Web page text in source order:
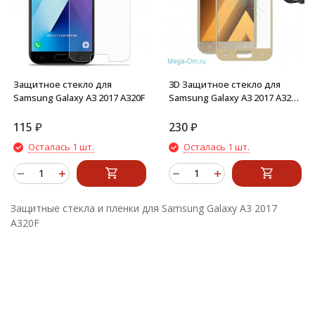
Защитное стекло для
Samsung Galaxy A3 2017 A320F
115 ₽
Осталась 1 шт.
3D Защитное стекло для
Samsung Galaxy A3 2017 A320F
230₽
Осталась 1 шт.
Защитные стекла и пленки для Samsung Galaxy A3 2017
A320F